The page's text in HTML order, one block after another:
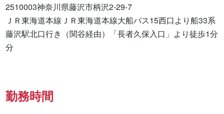
2510003神奈川県藤沢市柄沢2-29-7
ＪＲ東海道本線ＪＲ東海道本線大船バス15西口より船33系
藤沢駅北口行き（関谷経由）「長者久保入口」より徒歩1分
分
勤務時間